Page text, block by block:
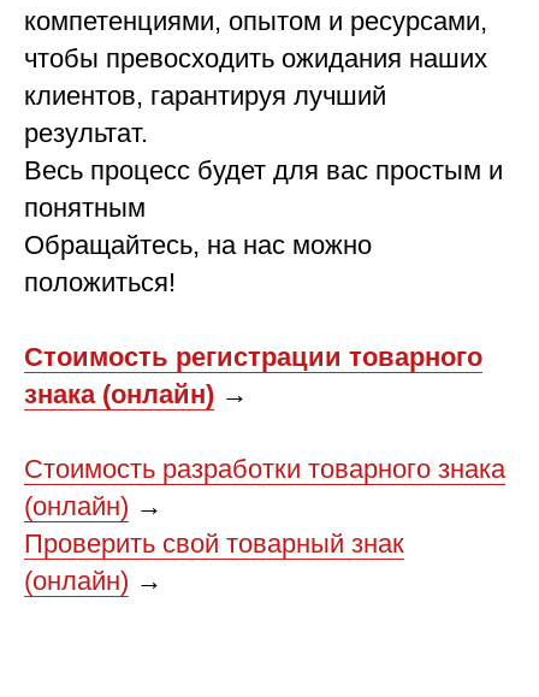
компетенциями, опытом и ресурсами,
чтобы превосходить ожидания наших
клиентов, гарантируя лучший
результат.
Весь процесс будет для вас простым и
понятным
Обращайтесь, на нас можно
положиться!
Стоимость регистрации товарного
знака (онлайн) →
Стоимость разработки товарного знака
(онлайн) →
Проверить свой товарный знак
(онлайн) →